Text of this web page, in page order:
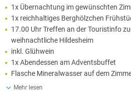
1x Übernachtung im gewünschten
1x reichhaltiges Berghölzchen
17.00 Uhr Treffen an der Touristinfo
weihnachtliche Hildesheim
inkl. Glühwein
1x Abendessen am Adventsbuffet
Flasche Mineralwasser auf dem
Mehr lesen